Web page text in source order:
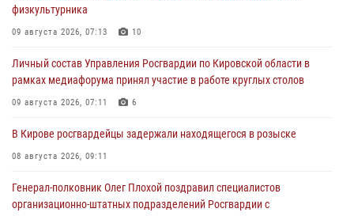
физкультурника
09 августа 2026, 07:13 10
Личный состав Управления Росгвардии по Кировской области в
рамках медиафорума принял участие в работе круглых столов
09 августа 2026, 07:11 6
В Кирове росгвардейцы задержали находящегося в розыске
08 августа 2026, 09:11
Генерал-полковник Олег Плохой поздравил специалистов
организационно-штатных подразделений Росгвардии с